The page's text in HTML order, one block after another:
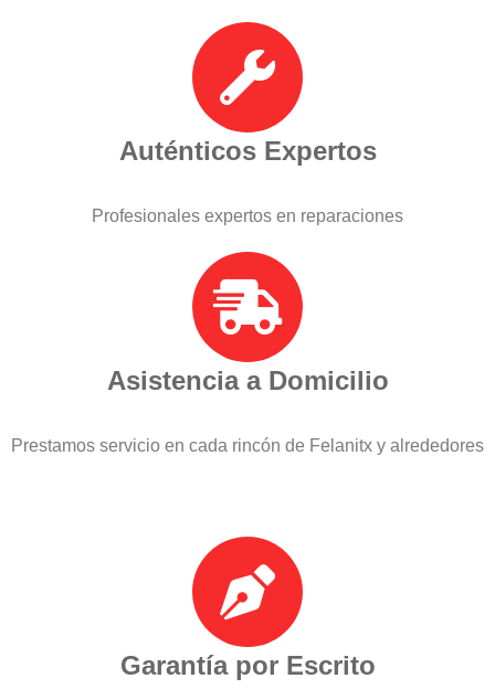
Auténticos Expertos
Profesionales expertos en reparaciones
Asistencia a Domicilio
Prestamos servicio en cada rincón de Felanitx y alrededores
Garantía por Escrito